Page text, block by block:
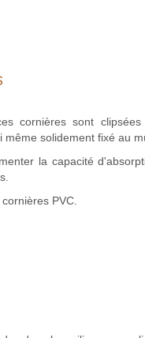
cornières sont
solidement fixé au
la capacité
PVC.